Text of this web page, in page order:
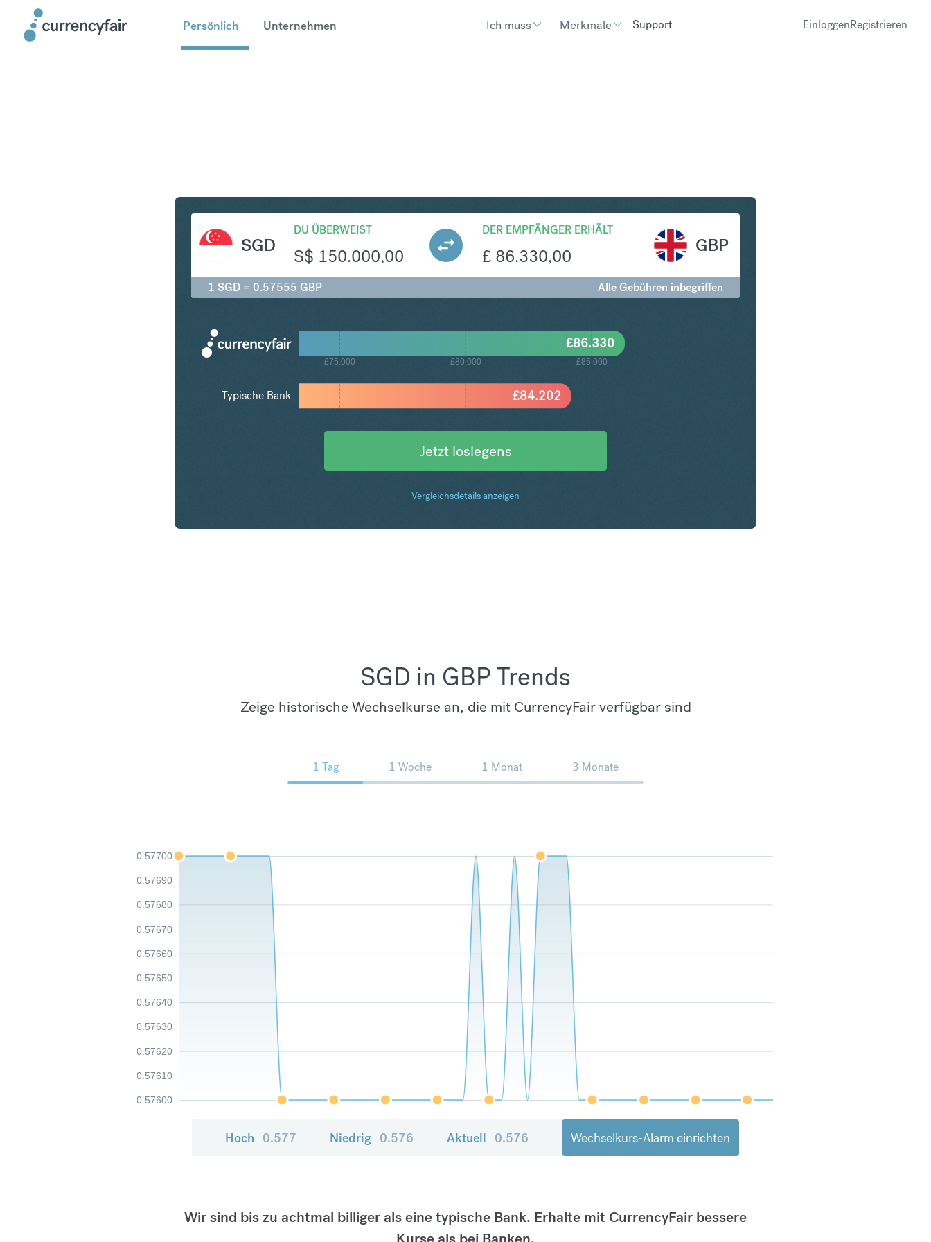
Persönlich Unternehmen Ich muss Merkmale Support EinloggenRegistrieren
SGD
DU ÜBERWEIST
S$ 150.000,00
DER EMPFÄNGER ERHÄLT
£ 86.330,00
GBP
1 SGD = 0.57555 GBP Alle Gebühren inbegriffen
£75.000 £80.000 £85.000
£84.202
£86.330
Typische Bank
Jetzt loslegens
Vergleichsdetails anzeigen
SGD in GBP Trends
Zeige historische Wechselkurse an, die mit CurrencyFair verfügbar sind
1 Tag 1 Woche 1 Monat 3 Monate
0.57600
0.57610
0.57620
0.57630
0.57640
0.57650
0.57660
0.57670
0.57680
0.57690
0.57700
Hoch 0.577 Niedrig 0.576 Aktuell 0.576 Wechselkurs-Alarm einrichten
Wir sind bis zu achtmal billiger als eine typische Bank. Erhalte mit CurrencyFair bessere
Kurse als bei Banken.